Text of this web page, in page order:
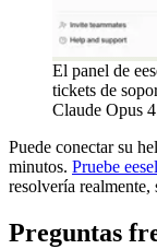
El panel de
tickets de
Claude Opus
Puede conectar su
minutos. Pruebe eesel
resolvería realmente,
Preguntas